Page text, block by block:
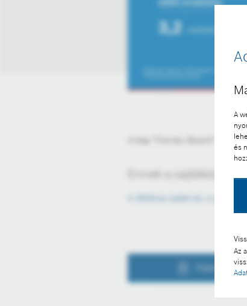
A
és
Az
A kép "Forrás: Bosch"
Ennek a
A 2024-es üzleti év: a piaci
Fotó a